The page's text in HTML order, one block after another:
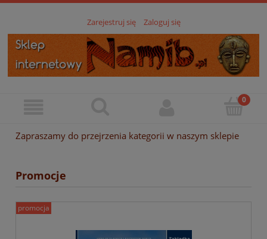
Zarejestruj się Zaloguj się
Zapraszamy do przejrzenia kategorii w naszym sklepie
Promocje
promocja